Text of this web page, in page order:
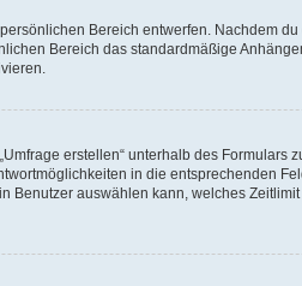
Bereich entwerfen. Nachdem
Bereich das standardmäßige
erstellen“ unterhalb des
in die entsprechenden
auswählen kann, welches